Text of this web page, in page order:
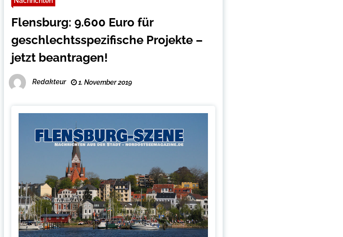
Flensburg: 9.600 Euro für
geschlechtsspezifische Projekte –
jetzt beantragen!
Redakteur 1. November 2019